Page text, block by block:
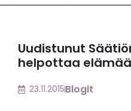
Uudistunut
helpottaa elämää
23.11.2015Blogit